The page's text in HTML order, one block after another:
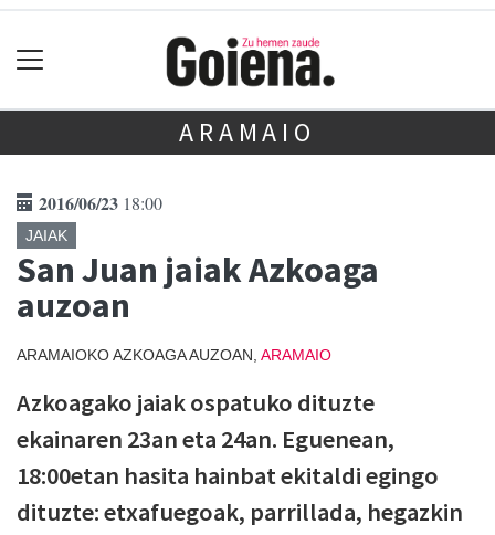
ARAMAIO
2016/06/23 18:00
JAIAK
San Juan jaiak Azkoaga
auzoan
ARAMAIOKO AZKOAGA AUZOAN, ARAMAIO
Azkoagako jaiak ospatuko dituzte
ekainaren 23an eta 24an. Eguenean,
18:00etan hasita hainbat ekitaldi egingo
dituzte: etxafuegoak, parrillada, hegazkin